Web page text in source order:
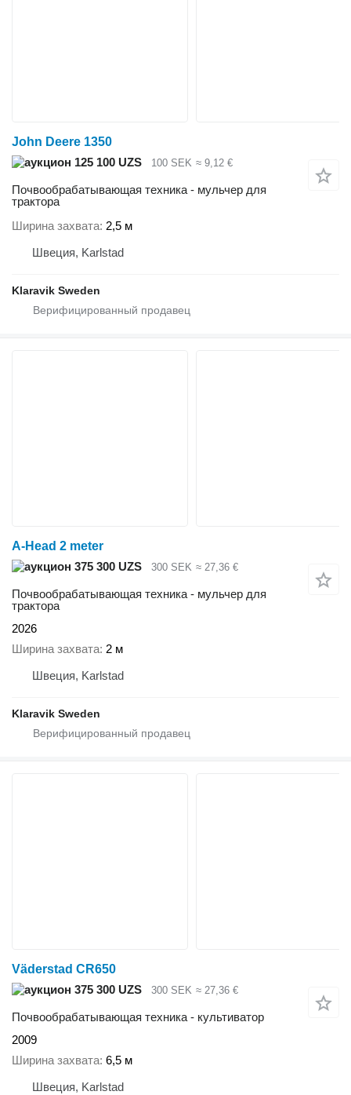
John Deere 1350
125 100 UZS
100 SEK ≈ 9,12 €
Почвообрабатывающая техника - мульчер для
трактора
Ширина захвата 2,5 м
Швеция, Karlstad
Klaravik Sweden
A-Head 2 meter
375 300 UZS
300 SEK ≈ 27,36 €
Почвообрабатывающая техника - мульчер для
трактора
2026
Ширина захвата 2 м
Швеция, Karlstad
Klaravik Sweden
Väderstad CR650
375 300 UZS
300 SEK ≈ 27,36 €
Почвообрабатывающая техника - культиватор
2009
Ширина захвата 6,5 м
Швеция, Karlstad